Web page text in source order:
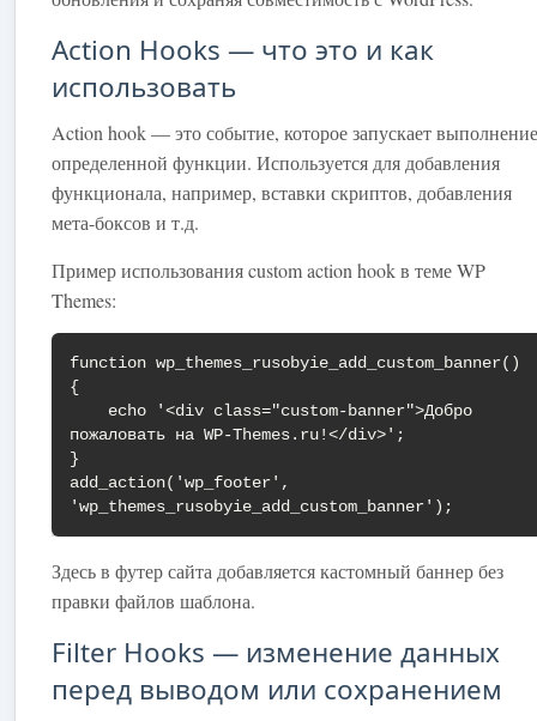
Action Hooks — что это и как
использовать
Action hook — это событие, которое запускает выполнение
определенной функции. Используется для добавления
функционала, например, вставки скриптов, добавления
мета-боксов и т.д.
Пример использования custom action hook в теме WP
Themes:
function wp_themes_rusobyie_add_custom_banner()
{
пожаловать на WP-Themes.ru!</div>';
}
add_action('wp_footer',
'wp_themes_rusobyie_add_custom_banner');
Здесь в футер сайта добавляется кастомный баннер без
правки файлов шаблона.
Filter Hooks — изменение данных
перед выводом или сохранением